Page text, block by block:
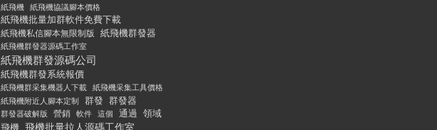
紙飛機
紙飛機協議腳本價格
紙飛機批量加群軟件免費下載
紙飛機私信腳本無限制版 紙飛機群發器
紙飛機群發器源碼工作室
紙飛機群發源碼公司
紙飛機群發系統報價
紙飛機群采集機器人下載 紙飛機采集工具價格
紙飛機附近人腳本定制
群發 群發器
群發器破解版 營銷 軟件 這個 通過 領域
飛機 飛機批量拉人源碼工作室